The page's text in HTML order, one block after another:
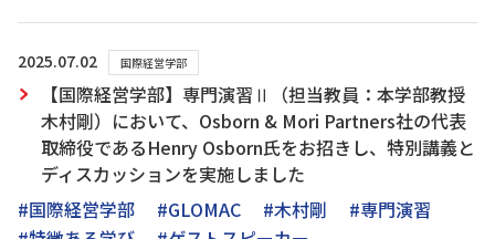
2025.07.02 国際経営学部
【国際経営学部】専門演習Ⅱ（担当教員：本学部教授
木村剛）において、Osborn & Mori Partners社の代表
取締役であるHenry Osborn氏をお招きし、特別講義と
ディスカッションを実施しました
#国際経営学部
#GLOMAC #木村剛
#専門演習